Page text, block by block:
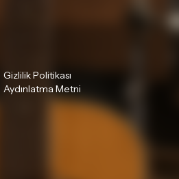
Gizlilik Politikası
Aydınlatma Metni